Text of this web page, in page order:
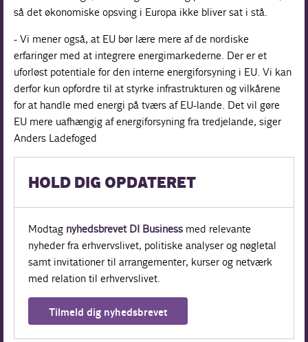
så det økonomiske opsving i Europa ikke bliver sat i stå.
- Vi mener også, at EU bør lære mere af de nordiske
erfaringer med at integrere energimarkederne. Der er et
uforløst potentiale for den interne energiforsyning i EU. Vi kan
derfor kun opfordre til at styrke infrastrukturen og vilkårene
for at handle med energi på tværs af EU-lande. Det vil gøre
EU mere uafhængig af energiforsyning fra tredjelande, siger
Anders Ladefoged
HOLD DIG OPDATERET
Modtag nyhedsbrevet DI Business med relevante
nyheder fra erhvervslivet, politiske analyser og nøgletal
samt invitationer til arrangementer, kurser og netværk
med relation til erhvervslivet.
Tilmeld dig nyhedsbrevet